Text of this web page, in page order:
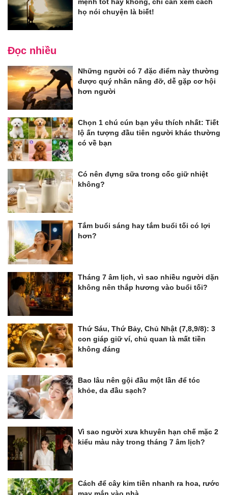
họ nói chuyện là biết!
Đọc nhiều
Những người có 7 đặc điểm này thường
được quý nhân nâng đỡ, dễ gặp cơ hội
hơn người
Chọn 1 chú cún bạn yêu thích nhất: Tiết
lộ ấn tượng đầu tiên người khác thường
có về bạn
Có nên đựng sữa trong cốc giữ nhiệt
không?
Tắm buổi sáng hay tắm buổi tối có lợi
hơn?
Tháng 7 âm lịch, vì sao nhiều người dặn
không nên thắp hương vào buổi tối?
Thứ Sáu, Thứ Bảy, Chủ Nhật (7,8,9/8): 3
con giáp giữ ví, chủ quan là mất tiền
không đáng
Bao lâu nên gội đầu một lần để tóc
khỏe, da đầu sạch?
Vì sao người xưa khuyên hạn chế mặc 2
kiểu màu này trong tháng 7 âm lịch?
Cách để cây kim tiền nhanh ra hoa, rước
may mắn vào nhà